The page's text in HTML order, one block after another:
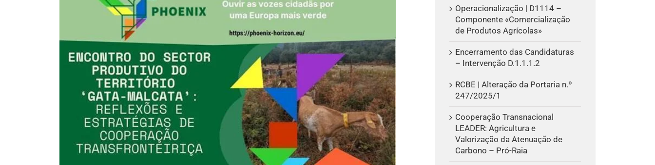
Operacionalização | D1114 –
Componente «Comercialização
de Produtos Agrícolas»
Encerramento das Candidaturas
– Intervenção D.1.1.1.2
RCBE | Alteração da Portaria n.º
247/2025/1
Cooperação Transnacional
LEADER: Agricultura e
Valorização da Atenuação de
Carbono – Pró-Raia